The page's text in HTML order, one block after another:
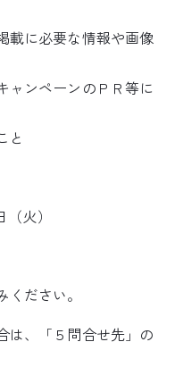
載に必要な情報や画像
ンペーンのＰＲ等に
と
火）
ください。
は、「５問合せ先」の